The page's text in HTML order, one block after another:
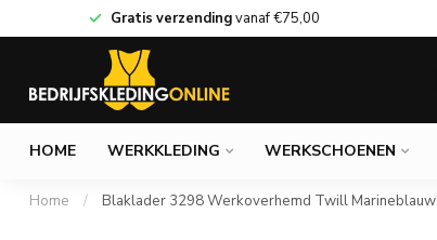
Gratis verzendingvanaf€75,00
HOME WERKKLEDING WERKSCHOENEN
Home / Blaklader 3298 Werkoverhemd Twill Marineblauw